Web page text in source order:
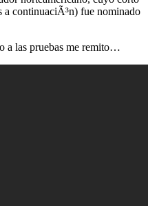
a continuaciÃ³n) fue nominado
a las pruebas me remito…